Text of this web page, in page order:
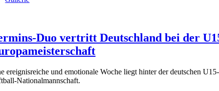
Duo vertritt Deutschland bei der
ereignisreiche und emotionale Woche liegt hinter der deutschen U15-
Nationalmannschaft.